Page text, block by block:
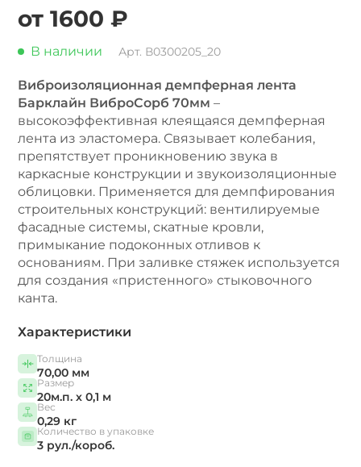
от 1600 ₽
В наличии Арт. В0300205_20
Виброизоляционная демпферная лента
Барклайн ВиброСорб 70мм –
высокоэффективная клеящаяся демпферная
лента из эластомера. Связывает колебания,
препятствует проникновению звука в
каркасные конструкции и звукоизоляционные
облицовки. Применяется для демпфирования
строительных конструкций: вентилируемые
фасадные системы, скатные кровли,
примыкание подоконных отливов к
основаниям. При заливке стяжек используется
для создания «пристенного» стыковочного
канта.
Характеристики
Толщина
70,00 мм
Размер
20м.п. х 0,1 м
Вес
0,29 кг
Количество в упаковке
3 рул./короб.